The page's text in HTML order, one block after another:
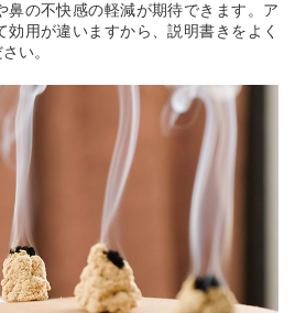
鼻の不快感の軽減が期待できます。ア
効用が違いますから、説明書きをよく
い。